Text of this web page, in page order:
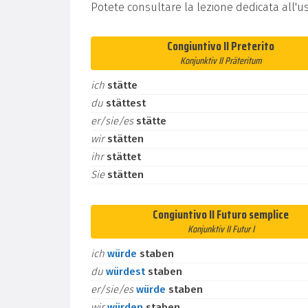
Potete consultare la lezione dedicata
Congiuntivo II Preterito
Konjunktiv II Präteritum
ich stätte
du stättest
er/sie/es stätte
wirstätten
ihrstättet
Sie stätten
Congiuntivo II Futuro semplice
Konjunktiv II Futur I
ich würde staben
du würdest staben
er/sie/eswürde staben